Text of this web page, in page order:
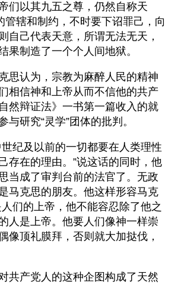
们以其九五之尊，仍然自称天
管辖和制约，不时要下诏罪己，向
自己代表天意，所谓无法无天，
果制造了一个个人间地狱。
思认为，宗教为麻醉人民的精神
相信神和上帝从而不信他的共产
然辩证法》一书第一篇收入的就
与研究“灵学”团体的批判。
纪及以前的一切都要在人类理性
存在的理由。”说这话的同时，他
当成了审判台前的法官了。无政
马克思的朋友。他这样形容马克
们的上帝，他不能容忍除了他之
人是上帝。他要人们像神一样崇
像顶礼膜拜，否则就大加挞伐，
共产党人的这种企图构成了天然